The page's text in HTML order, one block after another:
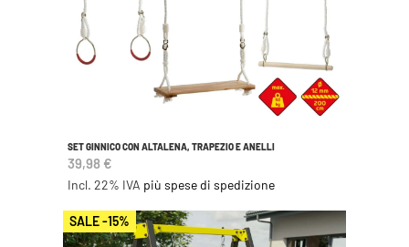
SET GINNICO CON ALTALENA, TRAPEZIO E ANELLI
39,98 €
Incl. 22% IVA più spese di spedizione
SALE -15%